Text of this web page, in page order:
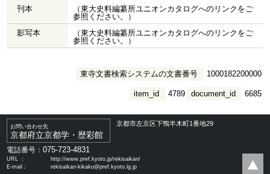
刊本
（東大史料編纂所ユニオンカタログへのリンクをご
参照ください。）
影写本
（東大史料編纂所ユニオンカタログへのリンクをご
参照ください。）
東寺文書検索システムの文書番号 1000182200000
document_id 6685
item_id 4789
お問い合わせ先
京都府立京都学・歴彩館
京都市左京区下鴨半木町1番地29
電話番号：075-723-4831
URL ：
http://www.pref.kyoto.jp/rekisaikan/
E-mail：
rekisaikan-kikaku@pref.kyoto.lg.jp